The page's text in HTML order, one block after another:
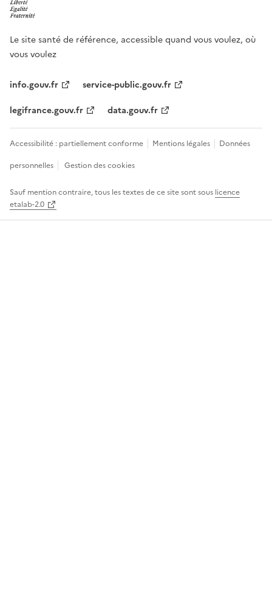
Le site santé de référence, accessible quand vous voulez, où
vous voulez
info.gouv.fr
service-public.gouv.fr
legifrance.gouv.fr
data.gouv.fr
Accessibilité : partiellement conforme Mentions légales
Données
personnelles
Gestion des cookies
Sauf mention contraire, tous les textes de ce site sont sous licence
etalab-2.0